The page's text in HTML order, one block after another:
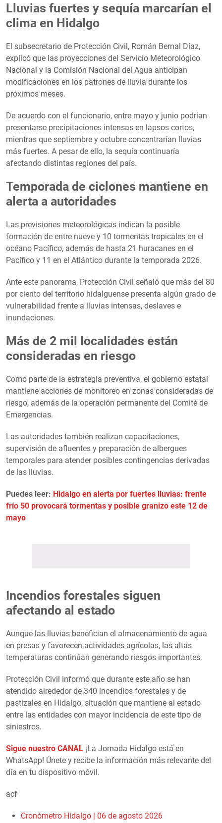
Lluvias fuertes y sequía marcarían el
clima en Hidalgo
El subsecretario de Protección Civil, Román Bernal Díaz,
explicó que las proyecciones del Servicio Meteorológico
Nacional y la Comisión Nacional del Agua anticipan
modificaciones en los patrones de lluvia durante los
próximos meses.
De acuerdo con el funcionario, entre mayo y junio podrían
presentarse precipitaciones intensas en lapsos cortos,
mientras que septiembre y octubre concentrarían lluvias
más fuertes. A pesar de ello, la sequía continuaría
afectando distintas regiones del país.
Temporada de ciclones mantiene en
alerta a autoridades
Las previsiones meteorológicas indican la posible
formación de entre nueve y 10 tormentas tropicales en el
océano Pacífico, además de hasta 21 huracanes en el
Pacífico y 11 en el Atlántico durante la temporada 2026.
Ante este panorama, Protección Civil señaló que más del 80
por ciento del territorio hidalguense presenta algún grado de
vulnerabilidad frente a lluvias intensas, deslaves e
inundaciones.
Más de 2 mil localidades están
consideradas en riesgo
Como parte de la estrategia preventiva, el gobierno estatal
mantiene acciones de monitoreo en zonas consideradas de
riesgo, además de la operación permanente del Comité de
Emergencias.
Las autoridades también realizan capacitaciones,
supervisión de afluentes y preparación de albergues
temporales para atender posibles contingencias derivadas
de las lluvias.
Puedes leer: Hidalgo en alerta por fuertes lluvias: frente
frío 50 provocará tormentas y posible granizo este 12 de
mayo
Incendios forestales siguen
afectando al estado
Aunque las lluvias benefician el almacenamiento de agua
en presas y favorecen actividades agrícolas, las altas
temperaturas continúan generando riesgos importantes.
Protección Civil informó que durante este año se han
atendido alrededor de 340 incendios forestales y de
pastizales en Hidalgo, situación que mantiene al estado
entre las entidades con mayor incidencia de este tipo de
siniestros.
Sigue nuestro CANAL ¡La Jornada Hidalgo está en
WhatsApp! Únete y recibe la información más relevante del
día en tu dispositivo móvil.
acf
Cronómetro Hidalgo | 06 de agosto 2026